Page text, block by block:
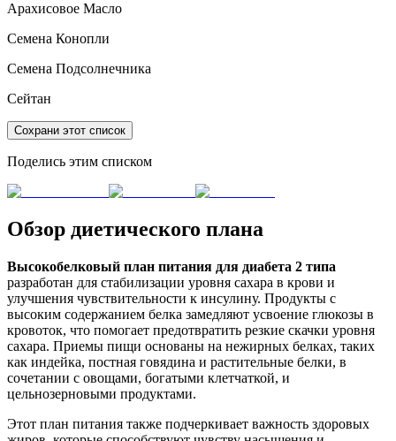
Арахисовое Масло
Семена Конопли
Семена Подсолнечника
Сейтан
Сохрани этот список
Поделись этим списком
Обзор диетического плана
Высокобелковый план питания для диабета 2 типа
разработан для стабилизации уровня сахара в крови и
улучшения чувствительности к инсулину. Продукты с
высоким содержанием белка замедляют усвоение глюкозы в
кровоток, что помогает предотвратить резкие скачки уровня
сахара. Приемы пищи основаны на нежирных белках, таких
как индейка, постная говядина и растительные белки, в
сочетании с овощами, богатыми клетчаткой, и
цельнозерновыми продуктами.
Этот план питания также подчеркивает важность здоровых